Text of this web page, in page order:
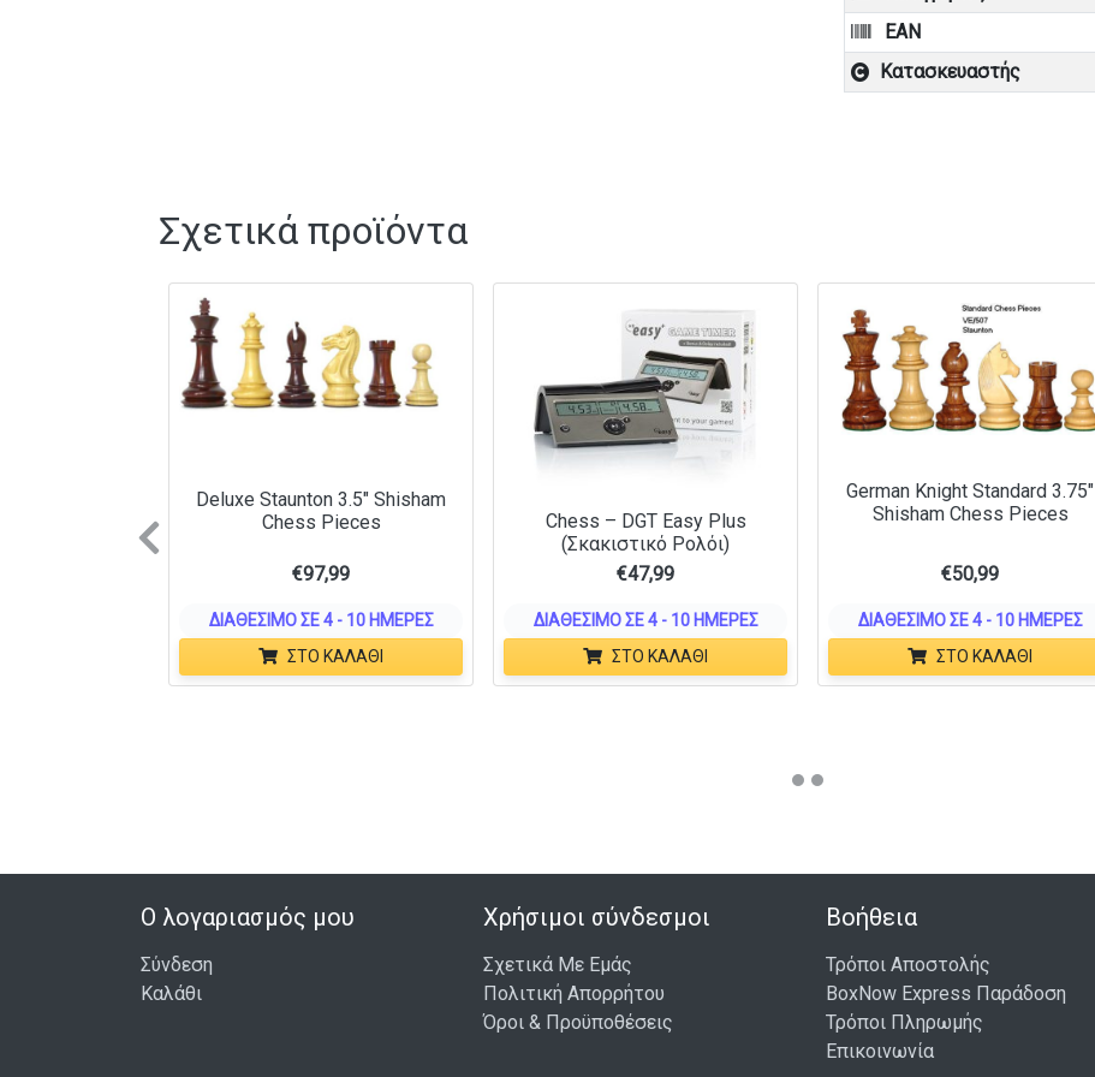
EAN
Κατασκευαστής
Σχετικά προϊόντα
Deluxe Staunton 3.5″ Shisham
Chess Pieces
€97,99
ΔΙΑΘΈΣΙΜΟ ΣΕ 4 - 10 ΗΜΈΡΕΣ
ΣΤΟ ΚΑΛΆΘΙ
Chess – DGT Easy Plus
(Σκακιστικό Ρολόι)
€47,99
ΔΙΑΘΈΣΙΜΟ ΣΕ 4 - 10 ΗΜΈΡΕΣ
ΣΤΟ ΚΑΛΆΘΙ
German Knight Standard 3.75″
Shisham Chess Pieces
€50,99
ΔΙΑΘΈΣΙΜΟ ΣΕ 4 - 10 ΗΜΈΡΕΣ
ΣΤΟ ΚΑΛΆΘΙ
Previous
Ο λογαριασμός μου
Σύνδεση
Καλάθι
Χρήσιμοι σύνδεσμοι
Σχετικά Με Εμάς
Πολιτική Απορρήτου
Όροι & Προϋποθέσεις
Βοήθεια
Τρόποι Αποστολής
BoxNow Express Παράδοση
Τρόποι Πληρωμής
Επικοινωνία